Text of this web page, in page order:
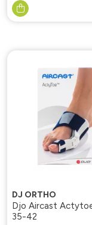
DJ ORTHO
Djo Aircast
35-42